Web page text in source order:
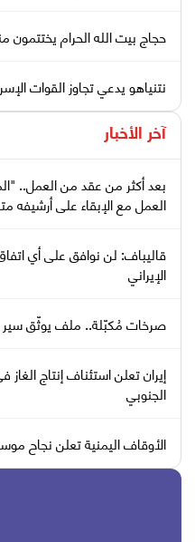
حجاج بيت الله الحرام
نتنياهو يدعي تجاوز القوات
آخر الأخبار
بعد أكثر من عقد من العمل..
العمل مع الإبقاء على أرشيفه
قاليباف: لن نوافق على أي
الإيراني
صرخات مُكبّلة.. ملف يوثّق سير
إيران تعلن استئناف إنتاج
الجنوبي
الأوقاف اليمنية تعلن نجاح موسم